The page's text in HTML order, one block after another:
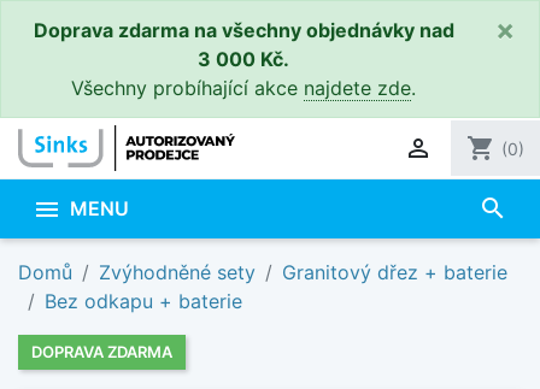
Doprava zdarma na všechny objednávky nad
3 000 Kč.
Všechny probíhající akce najdete zde.
×
 shopping_cart (0)
 MENU search
Domů Zvýhodněné sety
Granitový dřez + baterie
Bez odkapu + baterie
DOPRAVA ZDARMA